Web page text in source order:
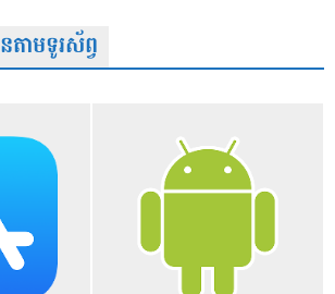
តាមទូរស័ព្វ